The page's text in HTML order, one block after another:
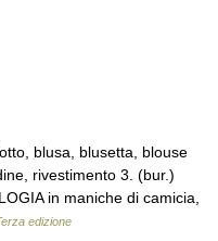
blusa, blusetta, blouse
rivestimento 3. (bur.)
in maniche di camicia,
edizione